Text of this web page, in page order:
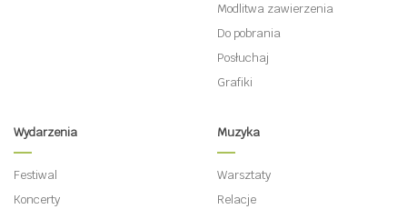
Modlitwa zawierzenia
Do pobrania
Posłuchaj
Grafiki
Wydarzenia
Festiwal
Koncerty
Muzyka
Warsztaty
Relacje